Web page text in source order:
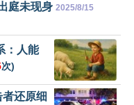
庭未现身 2025/8/15
：人能
次)
还原细